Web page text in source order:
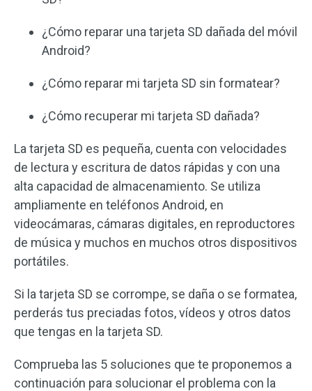
¿Cómo reparar una tarjeta SD dañada del móvil
Android?
¿Cómo reparar mi tarjeta SD sin formatear?
¿Cómo recuperar mi tarjeta SD dañada?
La tarjeta SD es pequeña, cuenta con velocidades
de lectura y escritura de datos rápidas y con una
alta capacidad de almacenamiento. Se utiliza
ampliamente en teléfonos Android, en
videocámaras, cámaras digitales, en reproductores
de música y muchos en muchos otros dispositivos
portátiles.
Si la tarjeta SD se corrompe, se daña o se formatea,
perderás tus preciadas fotos, vídeos y otros datos
que tengas en la tarjeta SD.
Comprueba las 5 soluciones que te proponemos a
continuación para solucionar el problema con la